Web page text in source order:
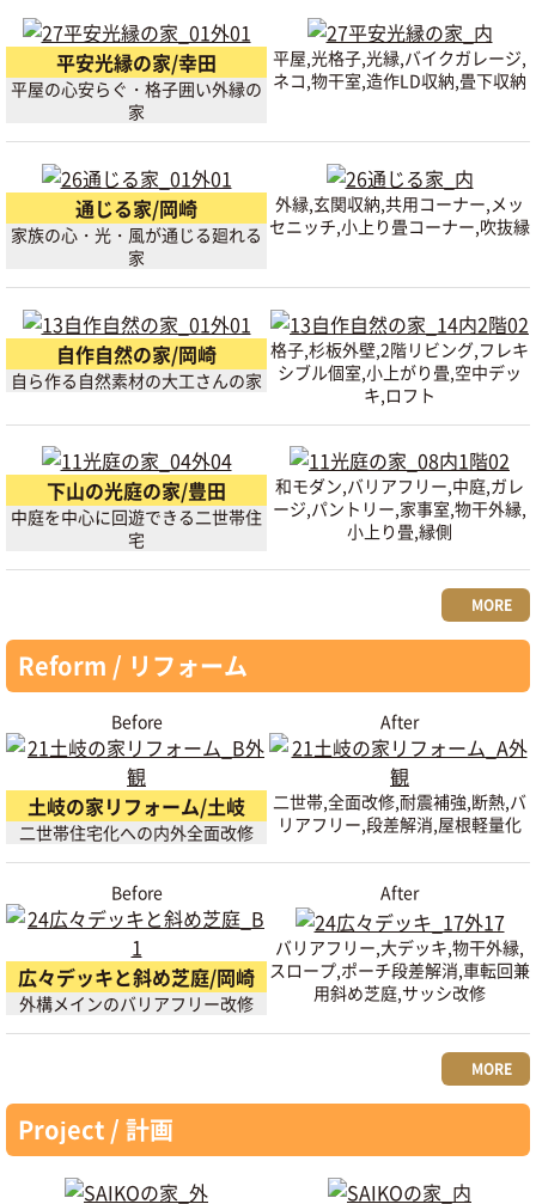
平安光縁の家/幸田
平屋の心安らぐ・格子囲い外縁の
家
平屋,光格子,光縁,バイクガレージ,
ネコ,物干室,造作LD収納,畳下収納
通じる家/岡崎
家族の心・光・風が通じる廻れる
家
外縁,玄関収納,共用コーナー,メッ
セニッチ,小上り畳コーナー,吹抜縁
自作自然の家/岡崎
自ら作る自然素材の大工さんの家
格子,杉板外壁,2階リビング,フレキ
シブル個室,小上がり畳,空中デッ
キ,ロフト
下山の光庭の家/豊田
中庭を中心に回遊できる二世帯住
宅
和モダン,バリアフリー,中庭,ガレ
ージ,パントリー,家事室,物干外縁,
小上り畳,縁側
MORE
Reform / リフォーム
Before
土岐の家リフォーム/土岐
二世帯住宅化への内外全面改修
After
二世帯,全面改修,耐震補強,断熱,バ
リアフリー,段差解消,屋根軽量化
Before
広々デッキと斜め芝庭/岡崎
外構メインのバリアフリー改修
After
バリアフリー,大デッキ,物干外縁,
スロープ,ポーチ段差解消,車転回兼
用斜め芝庭,サッシ改修
MORE
Project / 計画